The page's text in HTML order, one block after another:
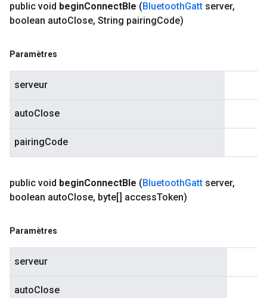
public void beginConnectBle (BluetoothGatt server,
boolean autoClose, String pairingCode)
Paramètres
serveur
autoClose
pairingCode
public void beginConnectBle (BluetoothGatt server,
boolean autoClose, byte[] accessToken)
Paramètres
serveur
autoClose